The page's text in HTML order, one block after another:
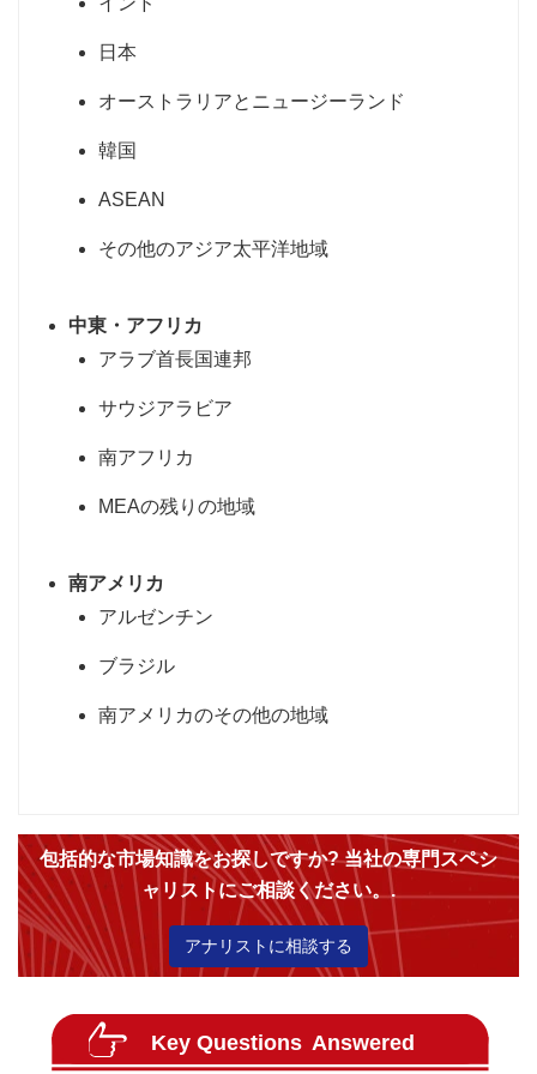
日本
オーストラリアとニュージーランド
韓国
ASEAN
その他のアジア太平洋地域
中東・アフリカ
アラブ首長国連邦
サウジアラビア
南アフリカ
MEAの残りの地域
南アメリカ
アルゼンチン
ブラジル
南アメリカのその他の地域
包括的な市場知識をお探しですか? 当社の専門スペシ
ャリストにご相談ください。.
アナリストに相談する